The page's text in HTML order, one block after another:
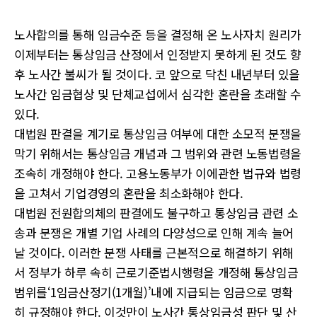
노사합의를 통해 임금수준 등을 결정해 온 노사자치 원리가
이제부터는 통상임금 산정에서 인정받지 못하게 된 것도 향
후 노사간 불씨가 될 것이다. 코 앞으로 닥친 내년부터 있을
노사간 임금협상 및 단체교섭에서 심각한 혼란을 초래할 수
있다.
대법원 판결을 계기로 통상임금 여부에 대한 소모적 분쟁을
막기 위해서는 통상임금 개념과 그 범위와 관련 노동법령을
조속히 개정해야 한다. 고용노동부가 이에관한 법규와 법령
을 고쳐서 기업경영의 혼란을 최소화해야 한다.
대법원 전원합의체의 판결에도 불구하고 통상임금 관련 소
송과 분쟁은 개별 기업 사례의 다양성으로 인해 계속 늘어
날 것이다. 이러한 분쟁 사태를 근본적으로 해결하기 위해
서 정부가 하루 속히 근로기준법시행령을 개정해 통상임금
범위를‘1임금산정기(1개월)’내에 지급되는 임금으로 명확
히 규정해야 한다. 이것만이 노사간 통상임금성 판단 및 산